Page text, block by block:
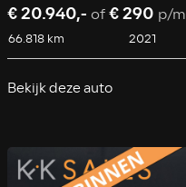
€ 20.940,- of€ 290 p/m
66.818 km 2021
Bekijk deze auto